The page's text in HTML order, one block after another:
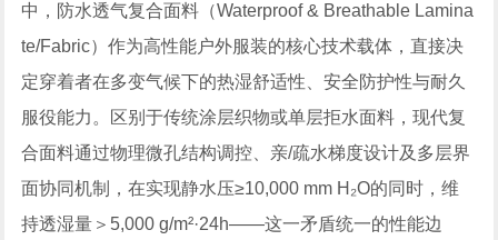
中，防水透气复合面料（Waterproof & Breathable Lamina
te/Fabric）作为高性能户外服装的核心技术载体，直接决
定穿着者在多变气候下的热湿舒适性、安全防护性与耐久
服役能力。区别于传统涂层织物或单层拒水面料，现代复
合面料通过物理微孔结构调控、亲/疏水梯度设计及多层界
面协同机制，在实现静水压≥10,000 mm H₂O的同时，维
持透湿量＞5,000 g/m²·24h——这一矛盾统一的性能边